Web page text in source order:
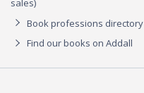
sales)
Book professions directory
Find our books on Addall